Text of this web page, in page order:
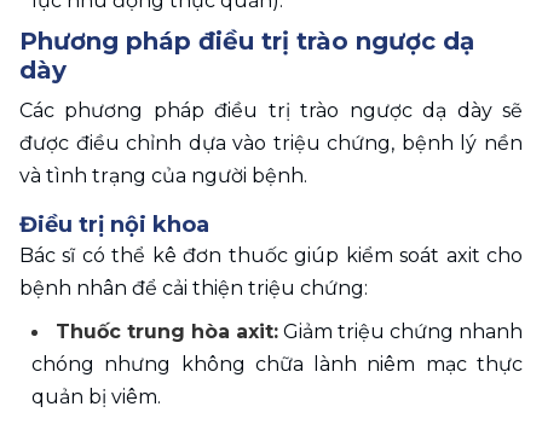
Phương pháp điều trị trào ngược dạ
dày
Các phương pháp điều trị trào ngược dạ dày sẽ
được điều chỉnh dựa vào triệu chứng, bệnh lý nền
và tình trạng của người bệnh.
Điều trị nội khoa
Bác sĩ có thể kê đơn thuốc giúp kiểm soát axit cho
bệnh nhân để cải thiện triệu chứng:
Thuốc trung hòa axit: Giảm triệu chứng nhanh
chóng nhưng không chữa lành niêm mạc thực
quản bị viêm.